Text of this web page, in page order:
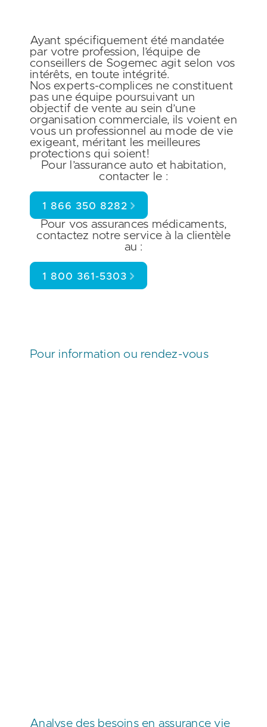
Ayant spécifiquement été mandatée
par votre profession, l’équipe de
conseillers de Sogemec agit selon vos
intérêts, en toute intégrité.
Nos experts-complices ne constituent
pas une équipe poursuivant un
objectif de vente au sein d’une
organisation commerciale, ils voient en
vous un professionnel au mode de vie
exigeant, méritant les meilleures
protections qui soient!
Pour l’assuranceauto et habitation,
contacter le :
1 866 350 8282
Pour vos assurances médicaments,
contactez notre service à la clientèle
au :
1 800 361-5303
Pour information ou rendez-vous
Analyse des besoins en assurance vie